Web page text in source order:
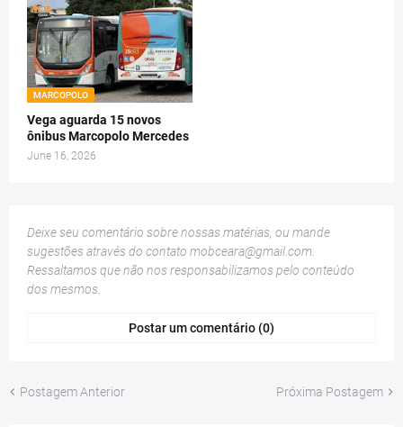
MARCOPOLO
Vega aguarda 15 novos
ônibus Marcopolo Mercedes
June 16, 2026
Deixe seu comentário sobre nossas matérias, ou mande
sugestões através do contato mobceara@gmail.com
Ressaltamos que não nos responsabilizamos pelo conteúdo
dos mesmos.
Postar um comentário (0)
Postagem Anterior Próxima Postagem